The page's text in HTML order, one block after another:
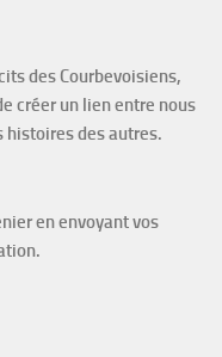
des Courbevoisiens,
créer un lien entre nous
histoires des autres.
en envoyant vos